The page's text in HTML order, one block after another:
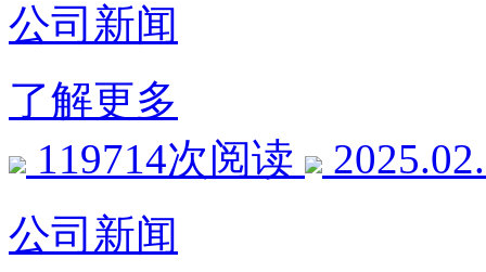
公司新闻
了解更多
119714次阅读
公司新闻